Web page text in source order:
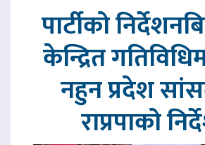
पार्टीको
केन्द्रित
नहुन प्रदेश
राप्रपाको